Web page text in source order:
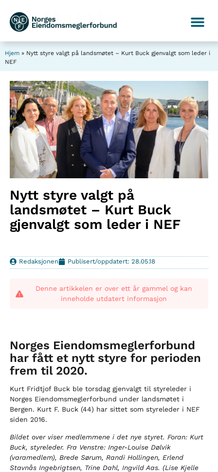
Hjem » Nytt styre valgt på landsmøtet – Kurt Buck gjenvalgt som leder i
NEF
Nytt styre valgt på
landsmøtet – Kurt Buck
gjenvalgt som leder i NEF
Redaksjonen Publisert/oppdatert: 28.05.18
Denne artikkelen er over ett år gammel og kan
inneholde utdatert informasjon
Norges Eiendomsmeglerforbund
har fått et nytt styre for perioden
frem til 2020.
Kurt Fridtjof Buck ble torsdag gjenvalgt til styreleder i
Norges Eiendomsmeglerforbund under landsmøtet i
Bergen. Kurt F. Buck (44) har sittet som styreleder i NEF
siden 2016.
Bildet over viser medlemmene i det nye styret. Foran: Kurt
Buck, styreleder. Fra Venstre: Inger-Louise Dølvik
(varamedlem), Brede Sørum, Randi Hollingen, Erlend
Stavnås Ingebrigtsen, Trine Dahl, Ingvild Aas. (Lise Kjelle